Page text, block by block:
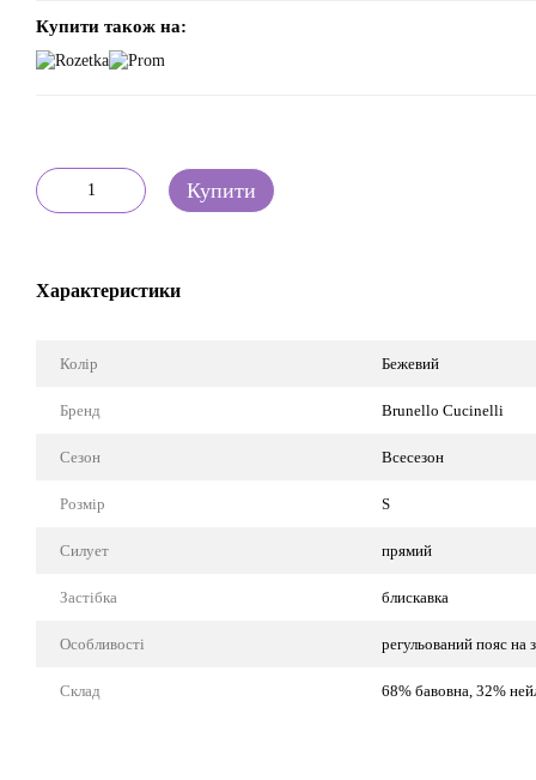
Купити також на:
Купити
Характеристики
Колір Бежевий
Бренд Brunello Cucinelli
Сезон Всесезон
Розмір S
Силует прямий
Застібка блискавка
Особливості регульований пояс на
Склад 68% бавовна, 32%